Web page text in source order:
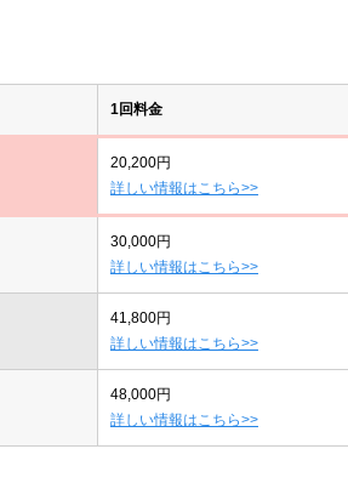
1回料金
20,200円
詳しい情報はこちら>>
30,000円
詳しい情報はこちら>>
41,800円
詳しい情報はこちら>>
48,000円
詳しい情報はこちら>>